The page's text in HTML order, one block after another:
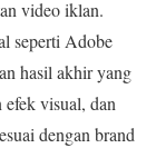
video iklan.
seperti Adobe
hasil akhir yang
efek visual, dan
dengan brand